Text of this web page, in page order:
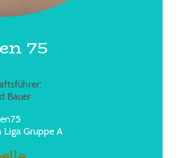
75
Bauer
Gruppe A